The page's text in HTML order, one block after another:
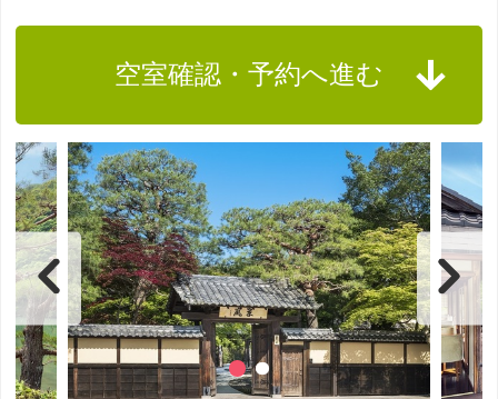
空室確認・予約へ進む